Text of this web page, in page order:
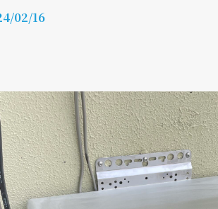
02/16